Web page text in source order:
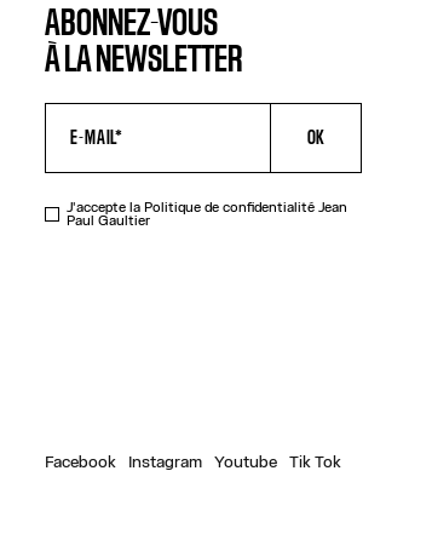
ABONNEZ-VOUS
À LA NEWSLETTER
OK
J'accepte laPolitique de confidentialité Jean
Paul Gaultier
Facebook Instagram Youtube Tik Tok